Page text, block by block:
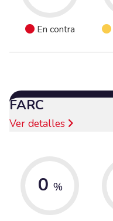
En contra
FARC
Ver detalles
0 %